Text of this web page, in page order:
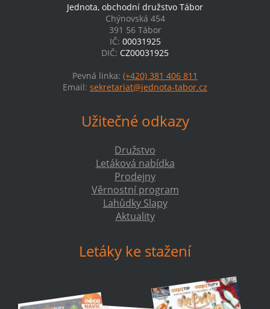
Jednota, obchodní družstvo Tábor
Chýnovská 454
391 56 Tábor
IČ: 00031925
DIČ: CZ00031925
Pevná linka: (+420) 381 406 811
Email: sekretariat@jednota-tabor.cz
Užitečné odkazy
Družstvo
Letáková nabídka
Prodejny
Věrnostní program
Lahůdky Slapy
Aktuality
Letáky ke stažení